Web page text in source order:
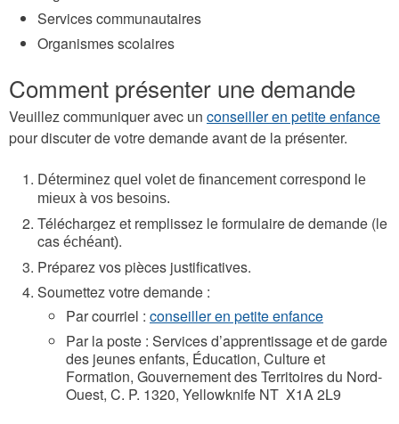
Services communautaires
Organismes scolaires
Comment présenter une demande
Veuillez communiquer avec un conseiller en petite enfance
pour discuter de votre demande avant de la présenter.
Déterminez quel volet de financement correspond le
mieux à vos besoins.
Téléchargez et remplissez le formulaire de demande (le
cas échéant).
Préparez vos pièces justificatives.
Soumettez votre demande :
Par courriel : conseiller en petite enfance
Par la poste : Services d’apprentissage et de garde
des jeunes enfants, Éducation, Culture et
Formation, Gouvernement des Territoires du Nord-
Ouest, C. P. 1320, Yellowknife NT X1A 2L9